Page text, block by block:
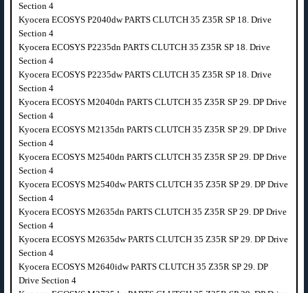
Section 4
Kyocera ECOSYS P2040dw PARTS CLUTCH 35 Z35R SP 18. Drive
Section 4
Kyocera ECOSYS P2235dn PARTS CLUTCH 35 Z35R SP 18. Drive
Section 4
Kyocera ECOSYS P2235dw PARTS CLUTCH 35 Z35R SP 18. Drive
Section 4
Kyocera ECOSYS M2040dn PARTS CLUTCH 35 Z35R SP 29. DP Drive
Section 4
Kyocera ECOSYS M2135dn PARTS CLUTCH 35 Z35R SP 29. DP Drive
Section 4
Kyocera ECOSYS M2540dn PARTS CLUTCH 35 Z35R SP 29. DP Drive
Section 4
Kyocera ECOSYS M2540dw PARTS CLUTCH 35 Z35R SP 29. DP Drive
Section 4
Kyocera ECOSYS M2635dn PARTS CLUTCH 35 Z35R SP 29. DP Drive
Section 4
Kyocera ECOSYS M2635dw PARTS CLUTCH 35 Z35R SP 29. DP Drive
Section 4
Kyocera ECOSYS M2640idw PARTS CLUTCH 35 Z35R SP 29. DP
Drive Section 4